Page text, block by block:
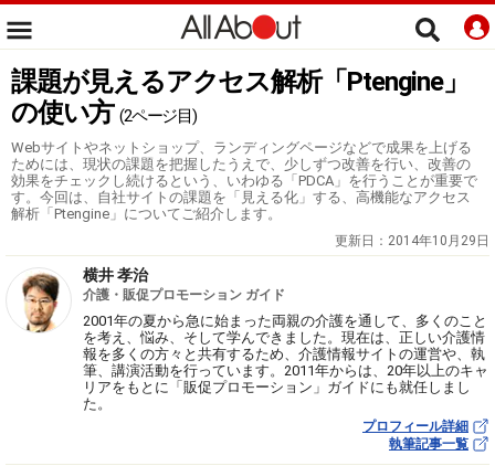
課題が見えるアクセス解析「Ptengine」
の使い方 (2ページ目)
Webサイトやネットショップ、ランディングページなどで成果を上げる
ためには、現状の課題を把握したうえで、少しずつ改善を行い、改善の
効果をチェックし続けるという、いわゆる「PDCA」を行うことが重要で
す。今回は、自社サイトの課題を「見える化」する、高機能なアクセス
解析「Ptengine」についてご紹介します。
更新日： 2014年10月29日
横井 孝治
介護・販促プロモーション ガイド
2001年の夏から急に始まった両親の介護を通して、多くのこと
を考え、悩み、そして学んできました。現在は、正しい介護情
報を多くの方々と共有するため、介護情報サイトの運営や、執
筆、講演活動を行っています。2011年からは、20年以上のキャ
リアをもとに「販促プロモーション」ガイドにも就任しまし
た。
プロフィール詳細
執筆記事一覧